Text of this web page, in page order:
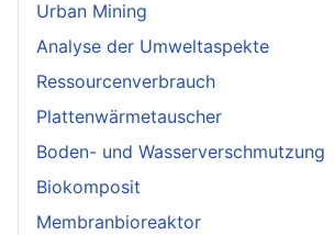
Urban Mining
Analyse der Umweltaspekte
Ressourcenverbrauch
Plattenwärmetauscher
Boden- und Wasserverschmutzung
Biokomposit
Membranbioreaktor